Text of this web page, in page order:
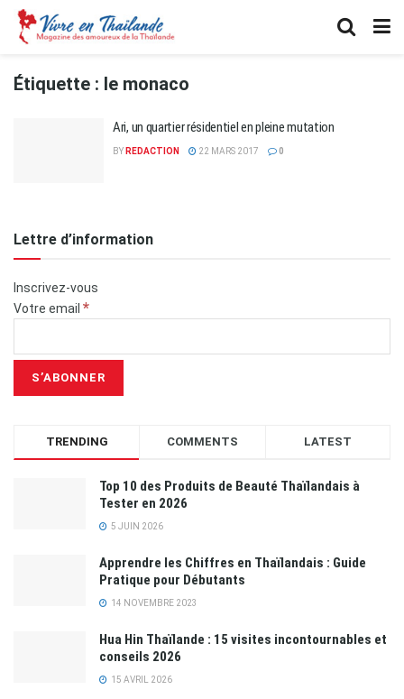
Étiquette : le monaco
Ari, un quartier résidentiel en pleine mutation
BY REDACTION 22 MARS 2017 0
Lettre d’information
Inscrivez-vous
Votre email *
TRENDING COMMENTS LATEST
Top 10 des Produits de Beauté Thaïlandais à
Tester en 2026
5 JUIN 2026
Apprendre les Chiffres en Thaïlandais : Guide
Pratique pour Débutants
14 NOVEMBRE 2023
Hua Hin Thaïlande : 15 visites incontournables et
conseils 2026
15 AVRIL 2026